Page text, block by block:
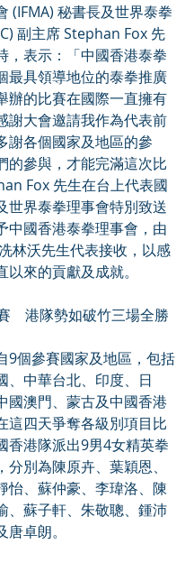
(IFMA) 秘書長及世界泰拳
副主席 Stephan Fox 先
，表示：「中國香港泰拳
最具領導地位的泰拳推廣
辦的比賽在國際一直擁有
謝大會邀請我作為代表前
謝各個國家及地區的參
的參與，才能完滿這次比
Fox 先生在台上代表國
世界泰拳理事會特別致送
中國香港泰拳理事會，由
林沃先生代表接收，以感
以來的貢獻及成就。
港隊勢如破竹三場全勝
9個參賽國家及地區，包括
、中華台北、印度、日
國澳門、蒙古及中國香港
這四天爭奪各級別項目比
香港隊派出9男4女精英拳
分別為陳原卉、葉穎恩、
怡、蘇仲豪、李瑋洛、陳
、蘇子軒、朱敬聰、鍾沛
唐卓朗。